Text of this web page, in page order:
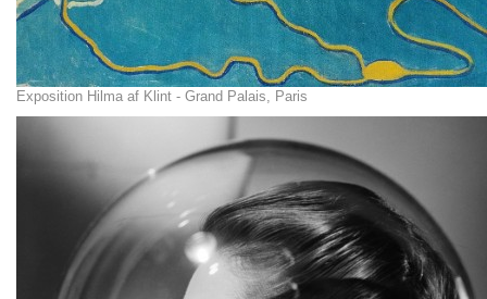
Exposition Hilma af Klint - Grand Palais, Paris